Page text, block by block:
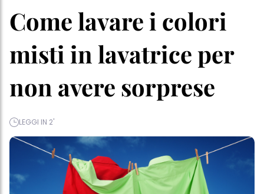
Come lavare i colori
misti in lavatrice per
non avere sorprese
LEGGI IN 2'